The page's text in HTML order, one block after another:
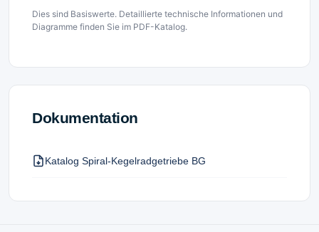
Dies sind Basiswerte. Detaillierte technische Informationen und
Diagramme finden Sie im PDF-Katalog.
Dokumentation
Katalog Spiral-Kegelradgetriebe BG